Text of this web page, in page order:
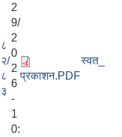
८
२/
८
३
2
9/
2
0
2
6
-
1
0:
स्वत_
प्रकाशन.PDF